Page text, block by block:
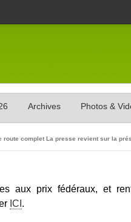
Archives Photos &
route complet La presse revient sur la
aux prix fédéraux, et
ICI .